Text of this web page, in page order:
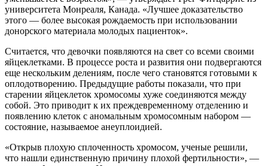
университета Монреаля, Канада. «Лучшее доказательство
этого — более высокая рождаемость при использовании
донорского материала молодых пациенток».
Считается, что девочки появляются на свет со всеми своими
яйцеклетками. В процессе роста и развития они подвергаются
еще нескольким делениям, после чего становятся готовыми к
оплодотворению. Предыдущие работы показали, что при
старении яйцеклеток хромосомы хуже соединяются между
собой. Это приводит к их преждевременному отделению и
появлению клеток с аномальным хромосомным набором —
состояние, называемое анеуплоидией.
«Открыв плохую сплоченность хромосом, ученые решили,
что нашли единственную причину плохой фертильности», —